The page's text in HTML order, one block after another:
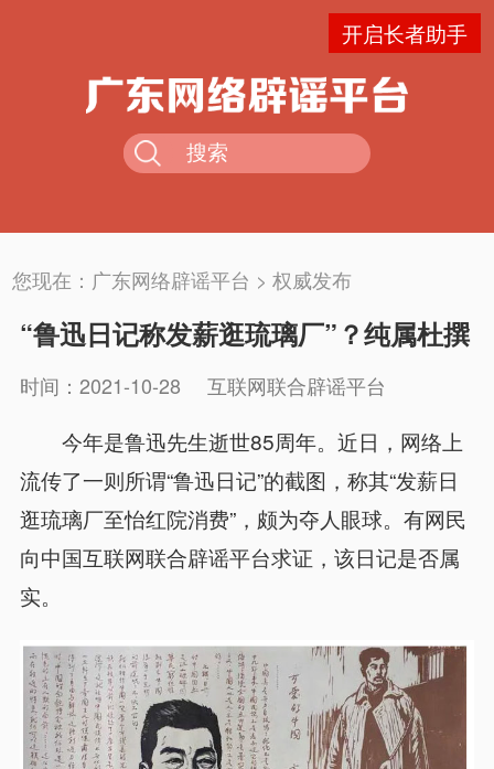
开启长者助手
您现在： 广东网络辟谣平台 >权威发布
“鲁迅日记称发薪逛琉璃厂”？纯属杜撰
时间：2021-10-28 互联网联合辟谣平台
今年是鲁迅先生逝世85周年。近日，网络上
流传了一则所谓“鲁迅日记”的截图，称其“发薪日
逛琉璃厂至怡红院消费”，颇为夺人眼球。有网民
向中国互联网联合辟谣平台求证，该日记是否属
实。